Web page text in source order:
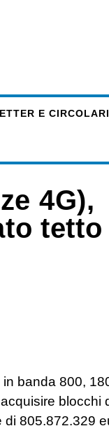
E
4G),
tetto
banda 800,
blocchi
805.872.329